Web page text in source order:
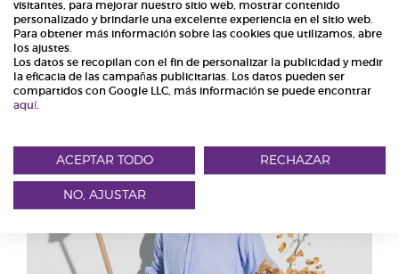
visitantes, para mejorar nuestro sitio web, mostrar contenido
personalizado y brindarle una excelente experiencia en el sitio web.
Para obtener más información sobre las cookies que utilizamos, abre
los ajustes.
Los datos se recopilan con el fin de personalizar la publicidad y medir
la eficacia de las campañas publicitarias. Los datos pueden ser
compartidos con Google LLC, más información se puede encontrar
aquí.
ACEPTAR TODO RECHAZAR
NO, AJUSTAR